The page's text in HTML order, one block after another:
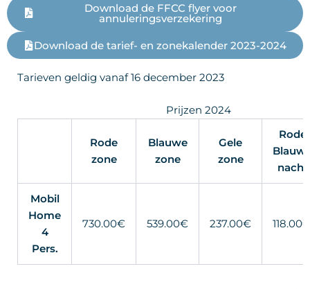
Download de FFCC flyer voor
annuleringsverzekering
Download de tarief- en zonekalender 2023-2024
Tarieven geldig vanaf 16 december 2023
Prijzen 2024
Rode
zone
Blauwe
zone
Gele
zone
Rode
nacht
Mobil
Home
4
Pers.
730.00€ 539.00€ 237.00€ 118.00€